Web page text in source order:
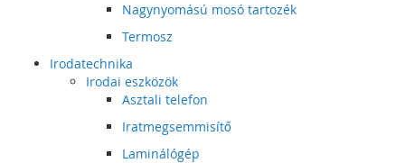
Nagynyomású mosó tartozék
Termosz
Irodatechnika
Irodai eszközök
Asztali telefon
Iratmegsemmisítő
Laminálógép